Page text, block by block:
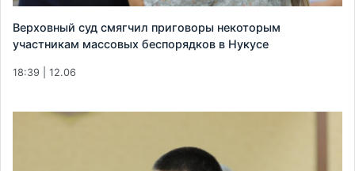
Верховный суд смягчил приговоры некоторым
участникам массовых беспорядков в Нукусе
18:39 | 12.06